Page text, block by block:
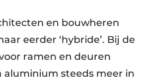
en bouwheren
eerder ‘hybride’. Bij de
ramen en deuren
steeds meer in